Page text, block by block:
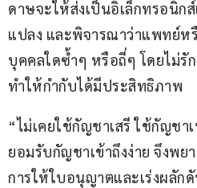
ดาษจะให้ส่งเป็นอิเล็กทรอนิก
แปลง และพิจารณาว่าแพทย์ห
บุคคลใดซ้ำๆ หรือถี่ๆ โดยไม่รั
ทำให้กำกับได้มีประสิทธิภาพ
“ไม่เคยใช้กัญชาเสรี ใช้กัญช
ยอมรับกัญชาเข้าถึงง่าย จึงพ
การให้ใบอนุญาตและเร่งผลัก